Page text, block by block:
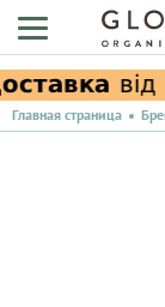
Главная страница